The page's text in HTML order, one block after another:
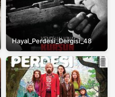
Hayal_Perdesi_Dergisi_48